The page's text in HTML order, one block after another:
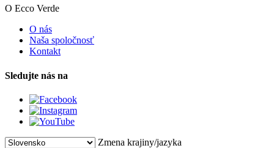
O Ecco Verde
O nás
Naša spoločnosť
Kontakt
Sledujte nás na
Zmena krajiny/jazyka